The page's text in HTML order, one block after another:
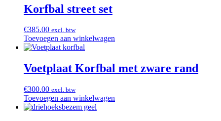
Korfbal street set
€385.00 excl. btw
Toevoegen aan winkelwagen
Voetplaat Korfbal met zware rand
€300.00 excl. btw
Toevoegen aan winkelwagen